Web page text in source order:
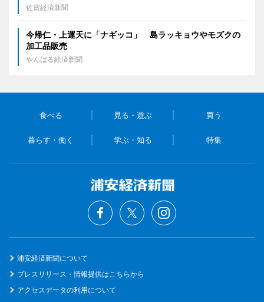
佐賀経済新聞
今帰仁・上運天に「ナギッコ」 島ラッキョウやモズクの
加工品販売
やんばる経済新聞
食べる 見る・遊ぶ 買う
暮らす・働く 学ぶ・知る 特集
浦安経済新聞について
プレスリリース・情報提供はこちらから
アクセスデータの利用について